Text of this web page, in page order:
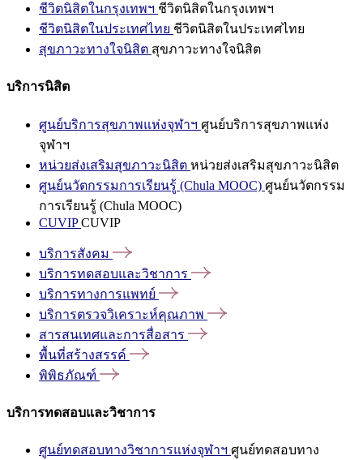
ชีวิตนิสิตในกรุงเทพฯ ชีวิตนิสิตในกรุงเทพฯ
ชีวิตนิสิตในประเทศไทย ชีวิตนิสิตในประเทศไทย
สุขภาวะทางใจนิสิต สุขภาวะทางใจนิสิต
บริการนิสิต
ศูนย์บริการสุขภาพแห่งจุฬาฯ ศูนย์บริการสุขภาพแห่ง
จุฬาฯ
หน่วยส่งเสริมสุขภาวะนิสิต หน่วยส่งเสริมสุขภาวะนิสิต
ศูนย์นวัตกรรมการเรียนรู้ (Chula MOOC) ศูนย์นวัตกรรม
การเรียนรู้ (Chula MOOC)
CUVIPCUVIP
บริการสังคม
บริการทดสอบและวิชาการ
บริการทางการแพทย์
บริการตรวจวิเคราะห์คุณภาพ
สารสนเทศและการสื่อสาร
พื้นที่สร้างสรรค์
พิพิธภัณฑ์
บริการทดสอบและวิชาการ
ศูนย์ทดสอบทางวิชาการแห่งจุฬาฯ ศูนย์ทดสอบทาง